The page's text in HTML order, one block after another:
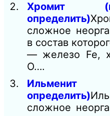
Хромит
определить)
сложное
в состав
— железо Fe,
О….
Ильменит
определить)
сложное